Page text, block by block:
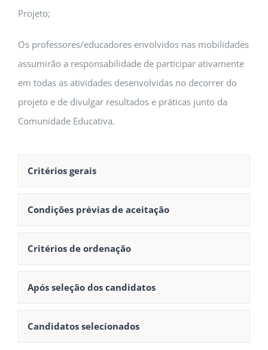
Projeto;
Os professores/educadores envolvidos nas mobilidades
assumirão a responsabilidade de participar ativamente
em todas as atividades desenvolvidas no decorrer do
projeto e de divulgar resultados e práticas junto da
Comunidade Educativa.
Critérios gerais
Condições prévias de aceitação
Critérios de ordenação
Após seleção dos candidatos
Candidatos selecionados